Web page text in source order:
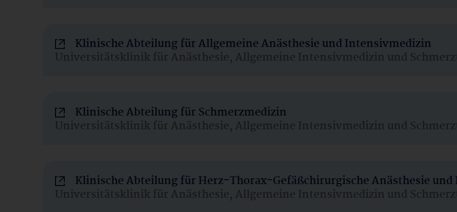
Klinische Abteilung für Allgemeine Anästhesie und Intensivmedizin
Universitätsklinik für Anästhesie, Allgemeine Intensivmedizin und
Klinische Abteilung für Schmerzmedizin
Universitätsklinik für Anästhesie, Allgemeine Intensivmedizin und
Klinische Abteilung für Herz-Thorax-Gefäßchirurgische Anästhesie
Universitätsklinik für Anästhesie, Allgemeine Intensivmedizin und